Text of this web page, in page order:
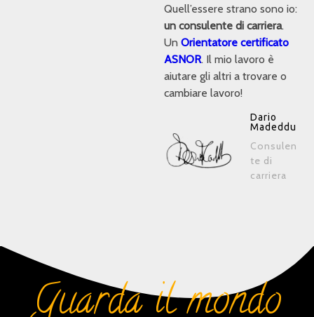
Quell’essere strano sono io:
un consulente di carriera.
Un Orientatore certificato
ASNOR. Il mio lavoro è
aiutare gli altri a trovare o
cambiare lavoro!
Dario
Madeddu
Consulen
te di
carriera
Guarda il mondo